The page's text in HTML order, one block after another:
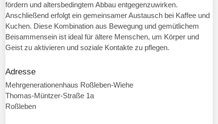
fördern und altersbedingtem Abbau entgegenzuwirken.
Anschließend erfolgt ein gemeinsamer Austausch bei Kaffee und
Kuchen. Diese Kombination aus Bewegung und gemütlichem
Beisammensein ist ideal für ältere Menschen, um Körper und
Geist zu aktivieren und soziale Kontakte zu pflegen.
Adresse
Mehrgenerationenhaus Roßleben-Wiehe
Thomas-Müntzer-Straße 1a
Roßleben